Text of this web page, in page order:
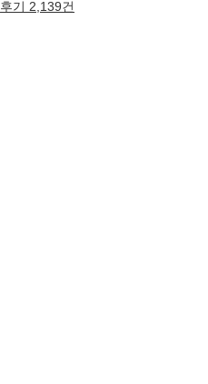
후기 2,139건